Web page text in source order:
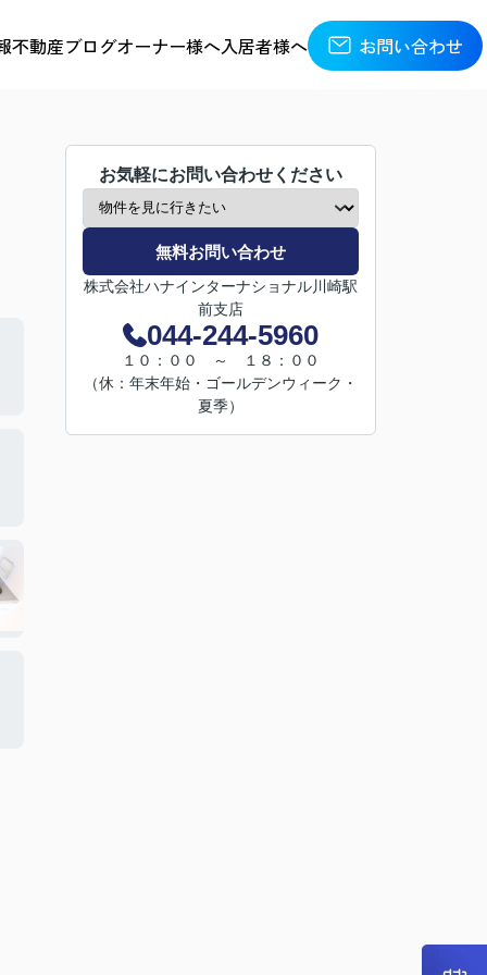
不動産ブログオーナー様へ入居者様へ お問い合わせ
お気軽にお問い合わせください
無料お問い合わせ
株式会社ハナインターナショナル川崎駅
前支店
044-244-5960
１０：００ ～ １８：００
（休：年末年始・ゴールデンウィーク・
夏季）